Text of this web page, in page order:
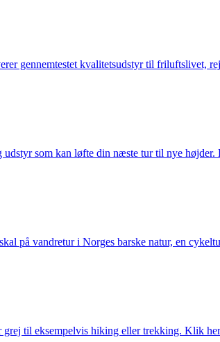
gennemtestet kvalitetsudstyr til friluftslivet,
som kan løfte din næste tur til nye højder.
på vandretur i Norges barske natur, en
til eksempelvis hiking eller trekking. Klik